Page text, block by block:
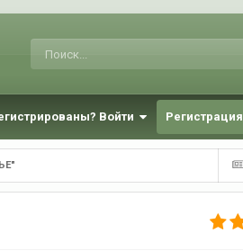
Войти Регистрация